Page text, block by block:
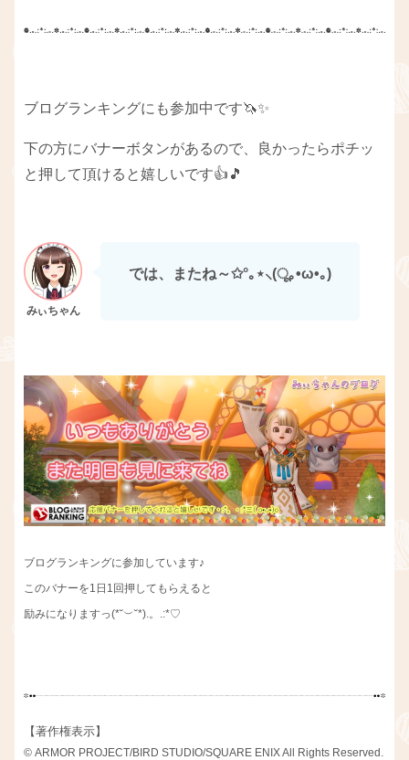
ブログランキングにも参加中です🦄✨
下の方にバナーボタンがあるので、良かったらポチッ
と押して頂けると嬉しいです👍🎵
では、またね～✩°｡⋆⸜(ू｡•ω•｡)
ブログランキングに参加しています♪
このバナーを1日1回押してもらえると
励みになりますっ(*˘︶˘*).。.:*♡
【著作権表示】
© ARMOR PROJECT/BIRD STUDIO/SQUARE ENIX All Rights Reserved.